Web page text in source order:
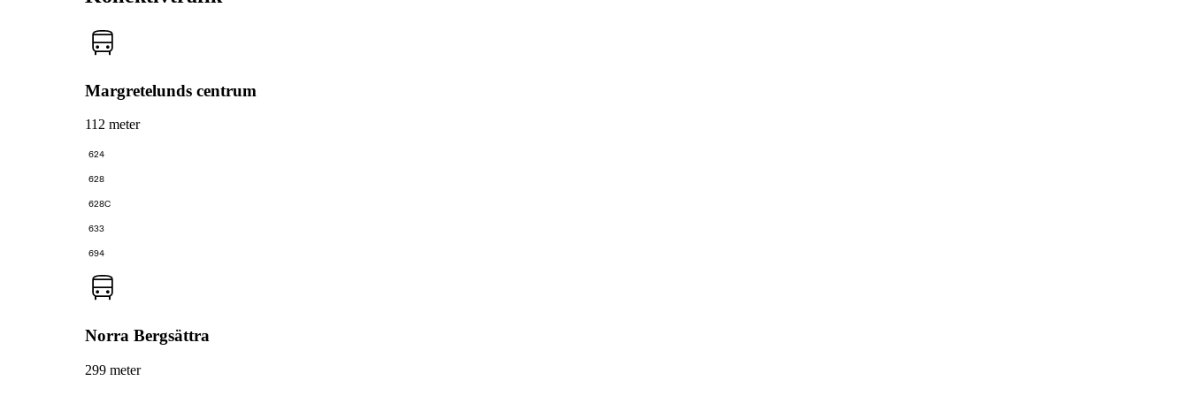
Margretelunds centrum
112 meter
624
628
628C
633
694
Norra Bergsättra
299 meter